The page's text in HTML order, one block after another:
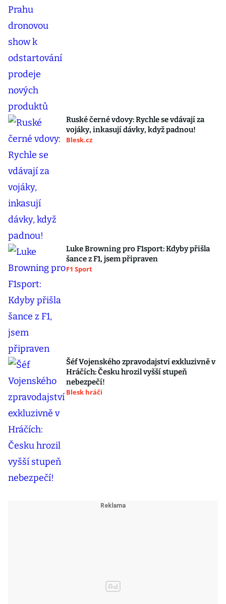
Ruské černé vdovy: Rychle se vdávají za
vojáky, inkasují dávky, když padnou!
Blesk.cz
Luke Browning pro F1sport: Kdyby přišla
šance z F1, jsem připraven
F1 Sport
Šéf Vojenského zpravodajství exkluzivně v
Hráčích: Česku hrozil vyšší stupeň
nebezpečí!
Blesk hráči